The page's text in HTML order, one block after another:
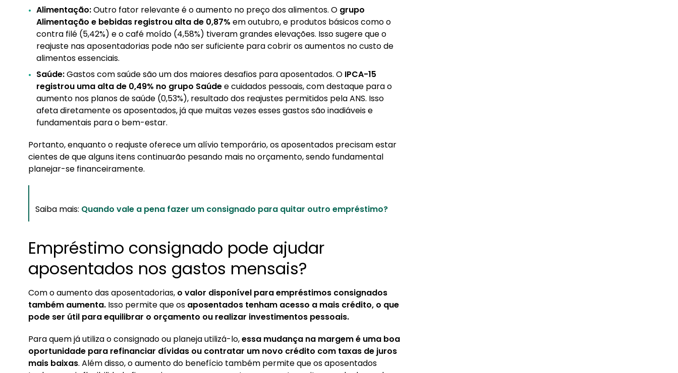
Alimentação:Outro fator relevante é o aumento no preço dos alimentos. O grupo
Alimentação e bebidas registrou alta de 0,87% em outubro, e produtos básicos como o
contra filé (5,42%) e o café moído (4,58%) tiveram grandes elevações. Isso sugere que o
reajuste nas aposentadorias pode não ser suficiente para cobrir os aumentos no custo de
alimentos essenciais.
Saúde:Gastos com saúde são um dos maiores desafios para aposentados. O IPCA-15
registrou uma alta de 0,49% no grupo Saúdee cuidados pessoais, com destaque para o
aumento nos planos de saúde (0,53%), resultado dos reajustes permitidos pela ANS. Isso
afeta diretamente os aposentados, já que muitas vezes esses gastos são inadiáveis e
fundamentais para o bem-estar.
Portanto, enquanto o reajuste oferece um alívio temporário, os aposentados precisam estar
cientes de que alguns itens continuarão pesando mais no orçamento, sendo fundamental
planejar-se financeiramente.
Saiba mais: Quando vale a pena fazer um consignado para quitar outro empréstimo?
Empréstimo consignado pode ajudar
aposentados nos gastos mensais?
Com o aumento das aposentadorias, o valor disponível para empréstimos consignados
também aumenta. Isso permite que os aposentados tenham acesso a mais crédito, o que
pode ser útil para equilibrar o orçamento ou realizar investimentos pessoais.
Para quem já utiliza o consignado ou planeja utilizá-lo,essa mudança na margem é uma boa
oportunidade para refinanciar dívidas ou contratar um novo crédito com taxas de juros
mais baixas. Além disso, o aumento do benefício também permite que os aposentados